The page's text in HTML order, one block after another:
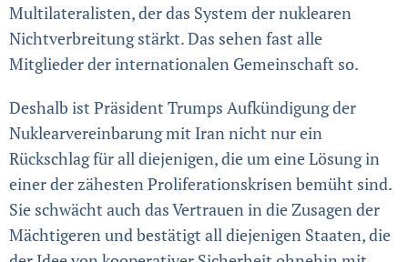
Multilateralisten, der das System der nuklearen
Nichtverbreitung stärkt. Das sehen fast alle
Mitglieder der internationalen Gemeinschaft so.
Deshalb ist Präsident Trumps Aufkündigung der
Nuklear­vereinbarung mit Iran nicht nur ein
Rückschlag für all diejenigen, die um eine Lösung in
einer der zähesten Proliferationskrisen bemüht sind.
Sie schwächt auch das Vertrauen in die Zusagen der
Mächtigeren und bestätigt all diejenigen Staaten, die